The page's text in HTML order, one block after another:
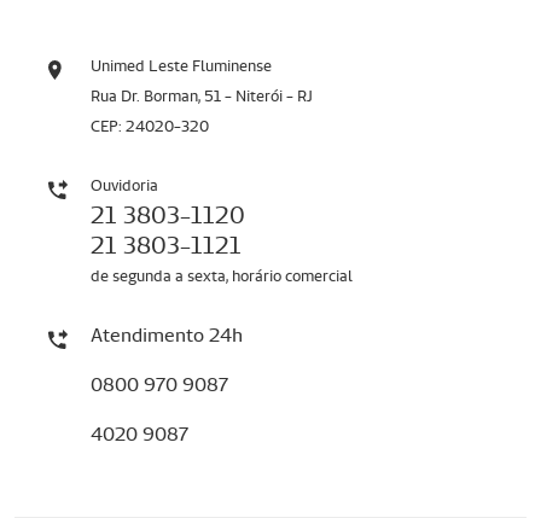
Unimed Leste Fluminense
Rua Dr. Borman, 51 - Niterói - RJ
CEP: 24020-320
Ouvidoria
21 3803-1120
21 3803-1121
de segunda a sexta, horário comercial
Atendimento 24h
0800 970 9087
4020 9087